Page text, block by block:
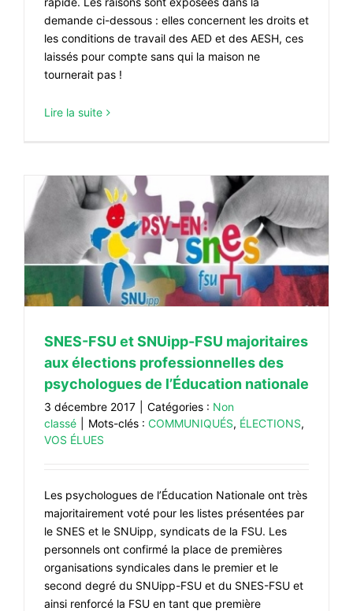
demande ci-dessous : elles concernent les droits et
les conditions de travail des AED et des AESH, ces
laissés pour compte sans qui la maison ne
tournerait pas !
Lire la suite
SNES-FSU et SNUipp-FSU majoritaires
aux élections professionnelles des
psychologues de l’Éducation nationale
3 décembre 2017 Catégories : Non
classé
Mots-clés : COMMUNIQUÉS, ÉLECTIONS,
VOS ÉLUES
Les psychologues de l’Éducation Nationale ont très
majoritairement voté pour les listes présentées par
le SNES et le SNUipp, syndicats de la FSU. Les
personnels ont confirmé la place de premières
organisations syndicales dans le premier et le
second degré du SNUipp-FSU et du SNES-FSU et
ainsi renforcé la FSU en tant que première